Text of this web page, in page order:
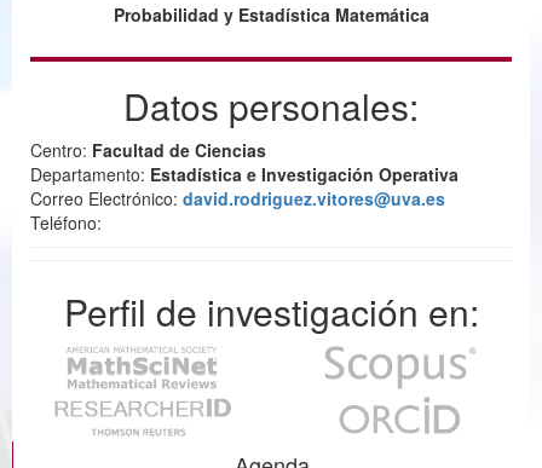
Probabilidad y Estadística Matemática
Datos personales:
Centro: Facultad de Ciencias
Departamento: Estadística e Investigación Operativa
Correo Electrónico: david.rodriguez.vitores@uva.es
Teléfono:
Perfil de investigación en: